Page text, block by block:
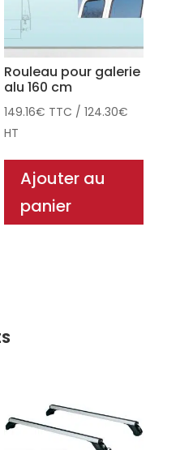
Rouleau pour galerie
alu 160 cm
149.16€ TTC /124.30€
HT
Ajouter au
panier